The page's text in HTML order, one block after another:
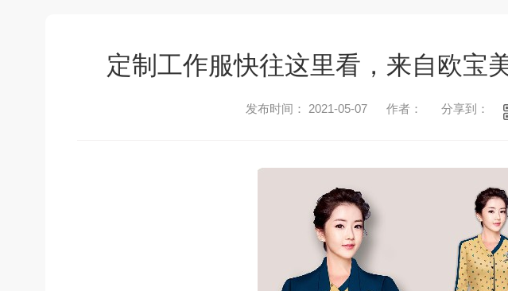
定制工作服快往这里看，来自欧宝
发布时间： 2021-05-07 作者： 分享到：